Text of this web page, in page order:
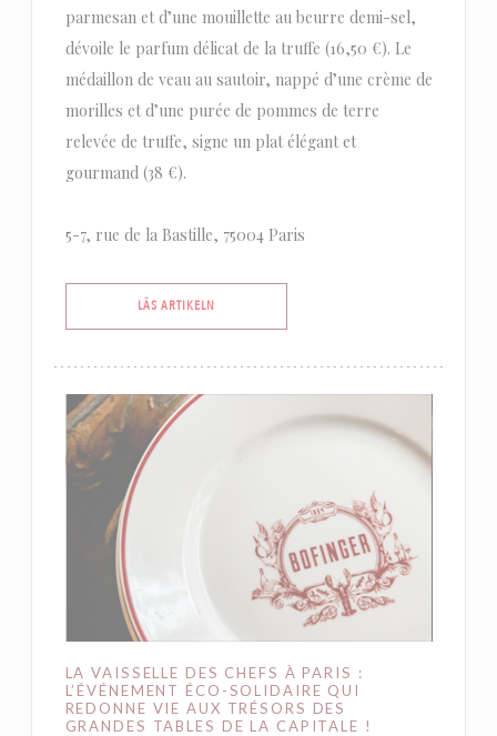
parmesan et d’une mouillette au beurre demi-sel,
dévoile le parfum délicat de la truffe (16,50 €). Le
médaillon de veau au sautoir, nappé d’une crème de
morilles et d’une purée de pommes de terre
relevée de truffe, signe un plat élégant et
gourmand (38 €).
5-7, rue de la Bastille, 75004 Paris
LÄS ARTIKELN
LA VAISSELLE DES CHEFS À PARIS :
L’ÉVÉNEMENT ÉCO-SOLIDAIRE QUI
REDONNE VIE AUX TRÉSORS DES
GRANDES TABLES DE LA CAPITALE !